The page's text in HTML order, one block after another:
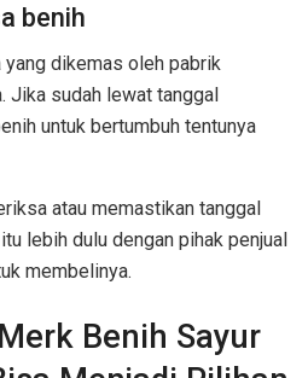
benih
yang dikemas oleh pabrik
Jika sudah lewat tanggal
untuk bertumbuh tentunya
atau memastikan tanggal
itu lebih dulu dengan pihak penjual
membelinya.
Benih Sayur